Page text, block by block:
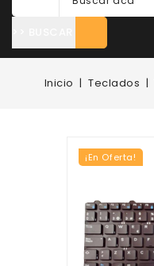
Inicio Teclados
¡En Oferta!